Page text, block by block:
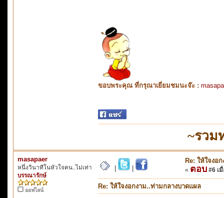
ขอบพระคุณ ที่กรุณาเยี่ยมชมนะจ๊ะ :
~รวม
masapaer
หนึ่งวินาทีในหัวใจคน..ไม่เท่า
บรรณารักษ์
ออฟไลน์
Re: ให้ใจงอ
« ตอบ #6 เ
Re: ให้ใจงอกงาม..ท่ามกลางบาดแผล